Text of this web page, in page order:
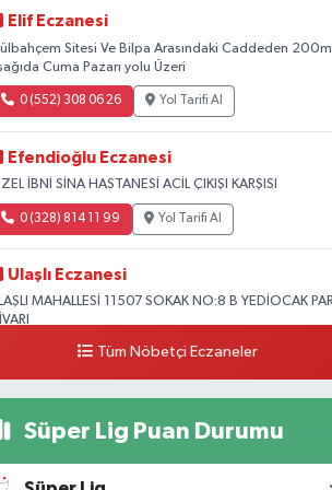
Elif Eczanesi
Sitesi Ve Bilpa Arasındaki Caddeden
Cuma Pazarı yolu Üzeri
0 (552) 308 06 26 Yol Tarifi Al
Efendioğlu Eczanesi
İBNİ SİNA HASTANESİ ACİL ÇIKIŞI KARŞISI
0 (328) 814 11 99 Yol Tarifi Al
Ulaşlı Eczanesi
MAHALLESİ 11507 SOKAK NO:8 B YEDİOCAK
0 (546) 158 81 80 Yol Tarifi Al
Tüm Nöbetçi Eczaneler
Süper Lig Puan Durumu